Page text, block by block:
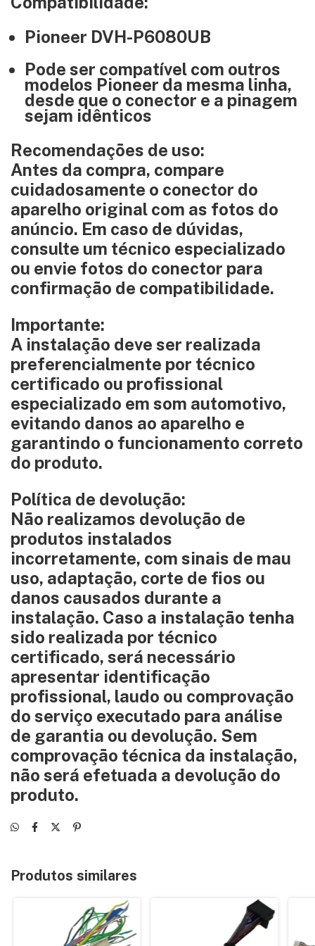
Pioneer DVH-P6080UB
Pode ser compatível com outros
modelos Pioneer da mesma linha,
desde que o conector e a pinagem
sejam idênticos
Recomendações de uso:
Antes da compra, compare
cuidadosamente o conector do
aparelho original com as fotos do
anúncio. Em caso de dúvidas,
consulte um técnico especializado
ou envie fotos do conector para
confirmação de compatibilidade.
Importante:
A instalação deve ser realizada
preferencialmente por técnico
certificado ou profissional
especializado em som automotivo,
evitando danos ao aparelho e
garantindo o funcionamento correto
do produto.
Política de devolução:
Não realizamos devolução de
produtos instalados
incorretamente, com sinais de mau
uso, adaptação, corte de fios ou
danos causados durante a
instalação. Caso a instalação tenha
sido realizada por técnico
certificado, será necessário
apresentar identificação
profissional, laudo ou comprovação
do serviço executado para análise
de garantia ou devolução. Sem
comprovação técnica da instalação,
não será efetuada a devolução do
produto.
Produtos similares